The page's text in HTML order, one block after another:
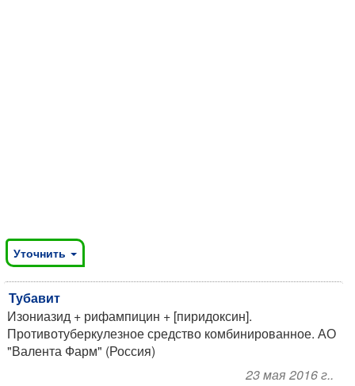
Уточнить
Тубавит
Изониазид + рифампицин + [пиридоксин].
Противотуберкулезное средство комбинированное. АО
"Валента Фарм" (Россия)
23 мая 2016 г..